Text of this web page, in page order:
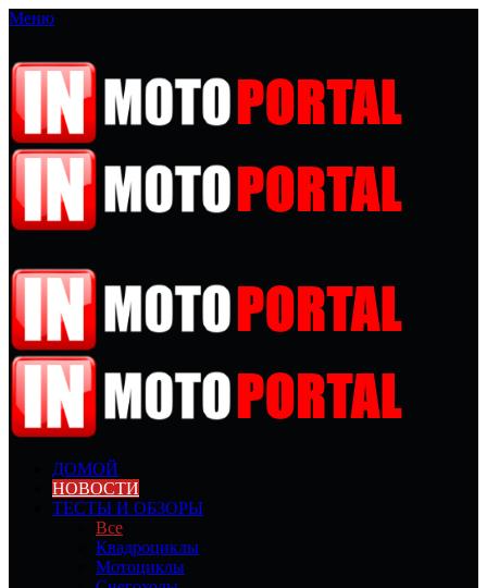
Меню
ДОМОЙ
НОВОСТИ
ТЕСТЫ И ОБЗОРЫ
Все
Квадроциклы
Мотоциклы